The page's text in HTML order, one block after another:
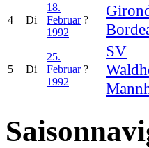
4 Di
18.
Februar
1992
?
5 Di
25.
Februar
1992
?
SV